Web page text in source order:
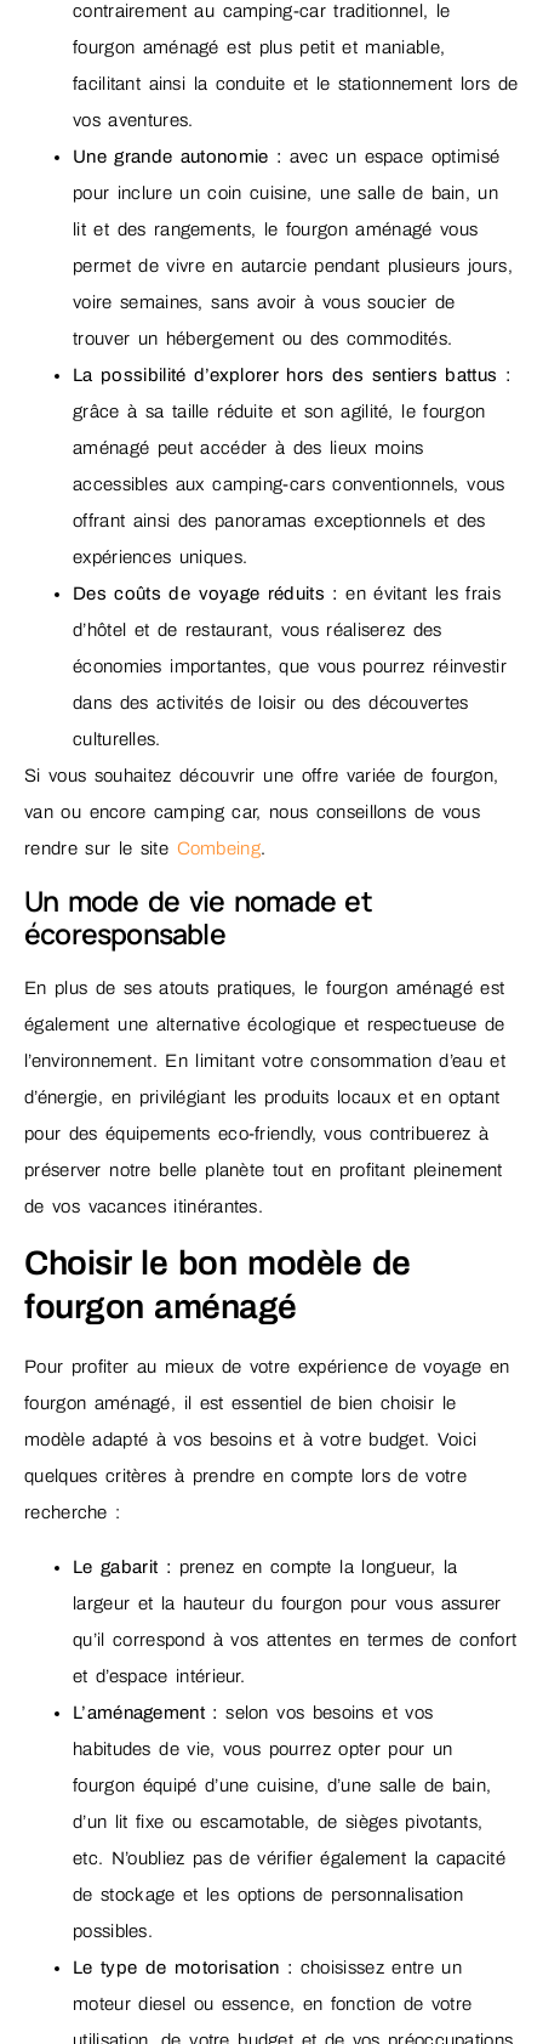
contrairement au camping-car traditionnel, le
fourgon aménagé est plus petit et maniable,
facilitant ainsi la conduite et le stationnement lors de
vos aventures.
Une grande autonomie : avec un espace optimisé
pour inclure un coin cuisine, une salle de bain, un
lit et des rangements, le fourgon aménagé vous
permet de vivre en autarcie pendant plusieurs jours,
voire semaines, sans avoir à vous soucier de
trouver un hébergement ou des commodités.
La possibilité d’explorer hors des sentiers battus :
grâce à sa taille réduite et son agilité, le fourgon
aménagé peut accéder à des lieux moins
accessibles aux camping-cars conventionnels, vous
offrant ainsi des panoramas exceptionnels et des
expériences uniques.
Des coûts de voyage réduits : en évitant les frais
d’hôtel et de restaurant, vous réaliserez des
économies importantes, que vous pourrez réinvestir
dans des activités de loisir ou des découvertes
culturelles.
Si vous souhaitez découvrir une offre variée de fourgon,
van ou encore camping car, nous conseillons de vous
rendre sur le site Combeing.
Un mode de vie nomade et
écoresponsable
En plus de ses atouts pratiques, le fourgon aménagé est
également une alternative écologique et respectueuse de
l’environnement. En limitant votre consommation d’eau et
d’énergie, en privilégiant les produits locaux et en optant
pour des équipements eco-friendly, vous contribuerez à
préserver notre belle planète tout en profitant pleinement
de vos vacances itinérantes.
Choisir le bon modèle de
fourgon aménagé
Pour profiter au mieux de votre expérience de voyage en
fourgon aménagé, il est essentiel de bien choisir le
modèle adapté à vos besoins et à votre budget. Voici
quelques critères à prendre en compte lors de votre
recherche :
Le gabarit : prenez en compte la longueur, la
largeur et la hauteur du fourgon pour vous assurer
qu’il correspond à vos attentes en termes de confort
et d’espace intérieur.
L’aménagement : selon vos besoins et vos
habitudes de vie, vous pourrez opter pour un
fourgon équipé d’une cuisine, d’une salle de bain,
d’un lit fixe ou escamotable, de sièges pivotants,
etc. N’oubliez pas de vérifier également la capacité
de stockage et les options de personnalisation
possibles.
Le type de motorisation : choisissez entre un
moteur diesel ou essence, en fonction de votre
utilisation, de votre budget et de vos préoccupations